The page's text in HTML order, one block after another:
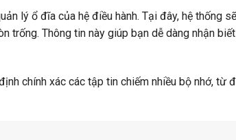
lý ổ đĩa của hệ điều hành. Tại đây, hệ thống
trống. Thông tin này giúp bạn dễ dàng nhận
chính xác các tập tin chiếm nhiều bộ nhớ, từ